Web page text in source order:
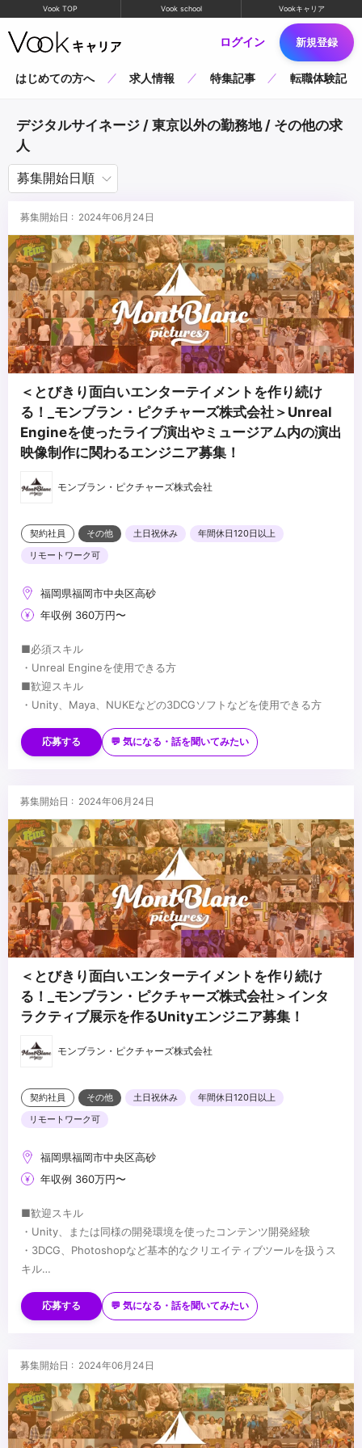
Vook TOP Vook school Vookキャリア
ログイン 新規登録
はじめての方へ 求人情報 特集記事 転職体験記
デジタルサイネージ / 東京以外の勤務地 / その他の求
人
募集開始日 : 2024年06月24日
＜とびきり面白いエンターテイメントを作り続け
る！_モンブラン・ピクチャーズ株式会社＞Unreal
Engineを使ったライブ演出やミュージアム内の演出
映像制作に関わるエンジニア募集！
モンブラン・ピクチャーズ株式会社
契約社員 その他 土日祝休み
年間休日120日以上
リモートワーク可
福岡県福岡市中央区高砂
年収例 360万円〜
■必須スキル
・Unreal Engineを使用できる方
■歓迎スキル
・Unity、Maya、NUKEなどの3DCGソフトなどを使用できる方
応募する 💬 気になる・話を聞いてみたい
募集開始日 : 2024年06月24日
＜とびきり面白いエンターテイメントを作り続け
る！_モンブラン・ピクチャーズ株式会社＞インタ
ラクティブ展示を作るUnityエンジニア募集！
モンブラン・ピクチャーズ株式会社
契約社員 その他 土日祝休み
年間休日120日以上
リモートワーク可
福岡県福岡市中央区高砂
年収例 360万円〜
■歓迎スキル
・Unity、または同様の開発環境を使ったコンテンツ開発経験
・3DCG、Photoshopなど基本的なクリエイティブツールを扱うス
キル
・センサーデバイスの使用経験
・自身のオリジナル作品の制作経験（学生時の作品で構いません）
応募する 💬 気になる・話を聞いてみたい
募集開始日 : 2024年06月24日